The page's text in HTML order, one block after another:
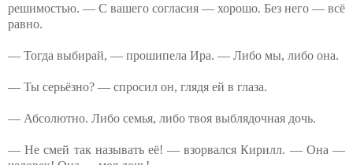
решимостью. — С вашего согласия — хорошо. Без него — всё
равно.
— Тогда выбирай, — прошипела Ира. — Либо мы, либо она.
— Ты серьёзно? — спросил он, глядя ей в глаза.
— Абсолютно. Либо семья, либо твоя выблядочная дочь.
— Не смей так называть её! — взорвался Кирилл. — Она —